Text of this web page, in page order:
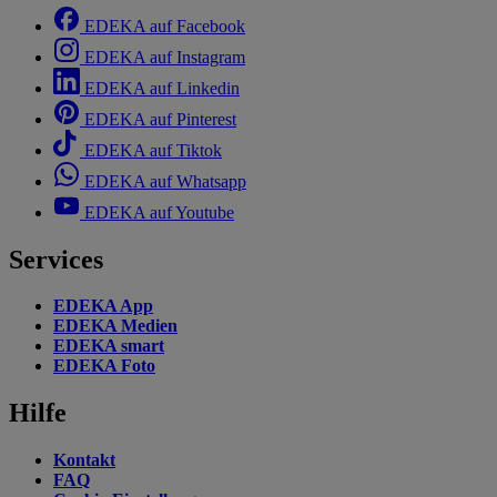
EDEKA auf Facebook
EDEKA auf Instagram
EDEKA auf Linkedin
EDEKA auf Pinterest
EDEKA auf Tiktok
EDEKA auf Whatsapp
EDEKA auf Youtube
Services
EDEKA App
EDEKA Medien
EDEKA smart
EDEKA Foto
Hilfe
Kontakt
FAQ